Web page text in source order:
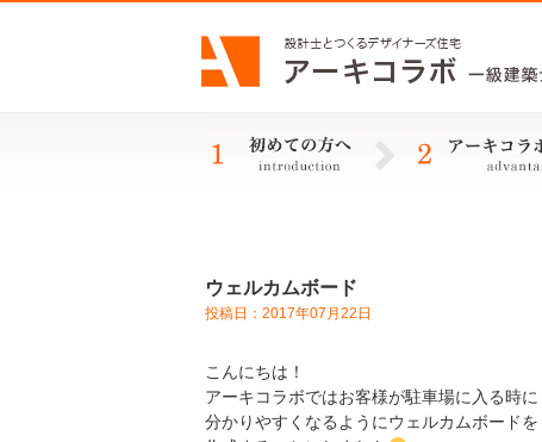
ウェルカムボード
投稿日：2017年07月22日
こんにちは！
アーキコラボではお客様が駐車場に入る時に
分かりやすくなるようにウェルカムボードを